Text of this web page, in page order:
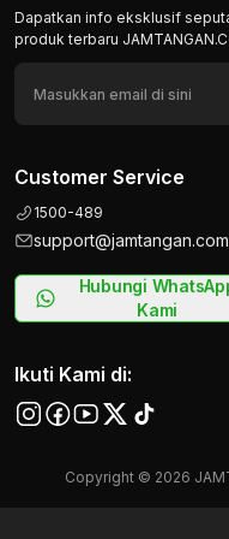
Dapatkan info eksklusif
produk terbaru
Customer Service
1500-489
support@jamtangan.com
Hubungi
Kami
Ikuti Kami di:
Copyright © 2026